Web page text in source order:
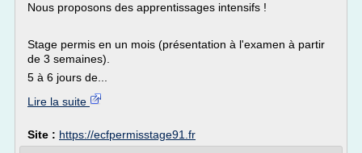
Nous proposons des apprentissages intensifs !
Stage permis en un mois (présentation à l'examen à partir
de 3 semaines).
5 à 6 jours de...
Lire la suite
Site : https://ecfpermisstage91.fr